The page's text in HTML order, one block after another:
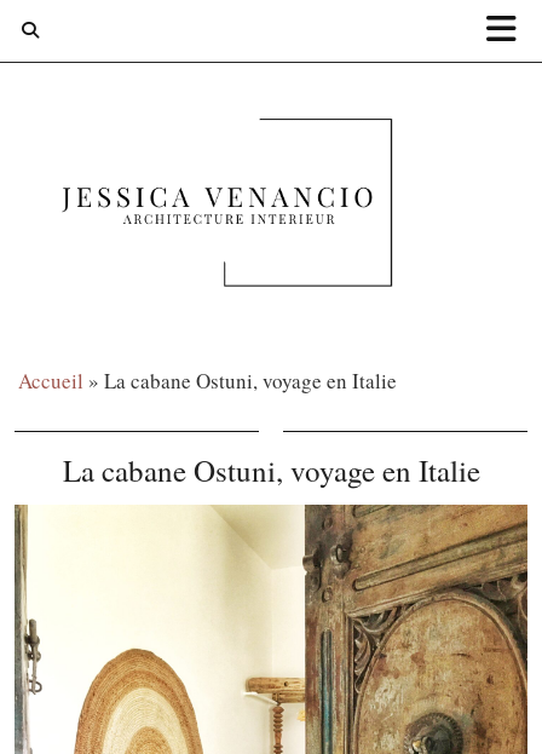
Accueil » La cabane Ostuni, voyage en Italie
La cabane Ostuni, voyage en Italie